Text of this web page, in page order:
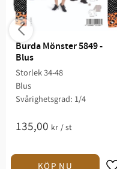
Burda Mönster 5849 -
Blus
Storlek 34-48
Blus
Svårighetsgrad: 1/4​
135,00 kr /st